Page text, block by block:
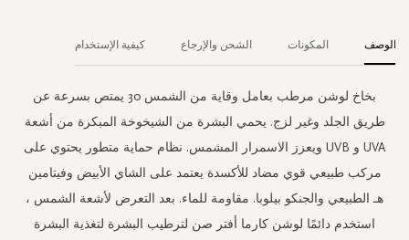
الوصف
بخاخ لوشن مرطب بعامل وقاية من الشمس 30 يمتص بسرعة عن
طريق الجلد وغير لزج. يحمي البشرة من الشيخوخة المبكرة من أشعة
UVA و UVB ويعزز الاسمرار المشمس. نظام حماية متطور يحتوي على
مركب طبيعي قوي مضاد للأكسدة يعتمد على الشاي الأبيض وفيتامين
هـ الطبيعي والجنكو بيلوبا. مقاومة للماء. بعد التعرض لأشعة الشمس ،
استخدم دائمًا لوشن كارما أفتر صن لترطيب البشرة لتغذية البشرة
المكونات الشحن والإرجاع كيفية الإستخدام